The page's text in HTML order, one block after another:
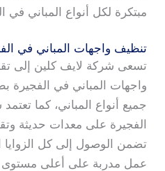
مبتكرة لكل أنواع المباني في
تنظيف واجهات المباني في
تسعى شركة لايف كلين إلى
واجهات المباني في الفجيرة
جميع أنواع المباني، كما
الفجيرة على معدات حديثة
تضمن الوصول إلى كل الزوايا
عمل مدربة على أعلى